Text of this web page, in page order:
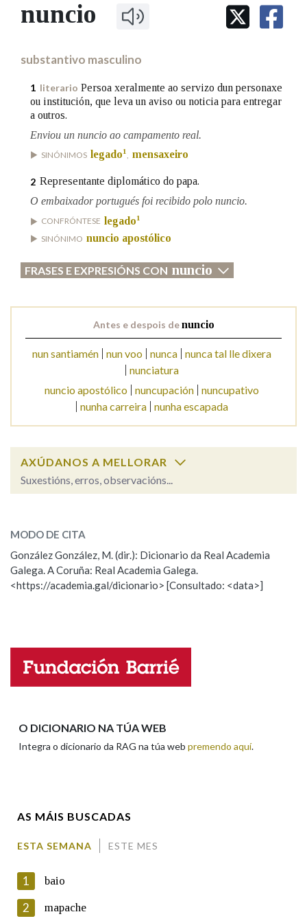
IDENTIDADE CORPORATIVA
MARCIAL DEL ADALID
FIGURAS HOMENAXEADAS
PRIMAVERA DAS LETRAS
PORTAL DAS PALABRAS
Facebook
TwitterYoutubeInstagramBluesky
BUSCAR NOS LEMAS
Remata por
Contén
BUSCAR NO CONTIDO
Nas definicións
OUTRAS OPCIÓNS DE BUSCA
nuncio
substantivo masculino
1 literario Persoa xeralmente ao servizo dun personaxe
ou institución, que leva un aviso ou noticia para entregar
a outros.
Enviou un nuncio ao campamento real.
SINÓNIMOS legado1 mensaxeiro
2 Representante diplomático do papa.
O embaixador portugués foi recibido polo nuncio.
CONFRÓNTESE legado1
SINÓNIMO nuncio apostólico
FRASES E EXPRESIÓNS CON nuncio
Antes e despois denuncio
nun santiamén nun voo nunca nunca tal lle dixera
nunciatura
nuncio apostólico nuncupación nuncupativo
nunha carreira
nunha escapada
AXÚDANOS A MELLORAR
Suxestións, erros, observacións...
ESCOLLE UNHA OPCIÓN:
Observación Hai un erro na palabra
Propoño mellorar a definición
Nome
MODO DE CITA
González González, M. (dir.): Dicionario da Real Academia
Galega. A Coruña: Real Academia Galega.
<https://academia.gal/dicionario> [Consultado: <data>]
O DICIONARIO NA TÚA WEB
Integra o dicionario da RAG na túa web premendo aquí.
AS MÁIS BUSCADAS
ESTA SEMANA ESTE MES
1 baio
2 mapache